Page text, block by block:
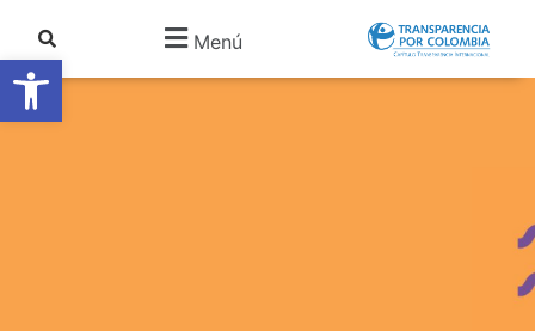
Abrir barra de herramientas
Menú